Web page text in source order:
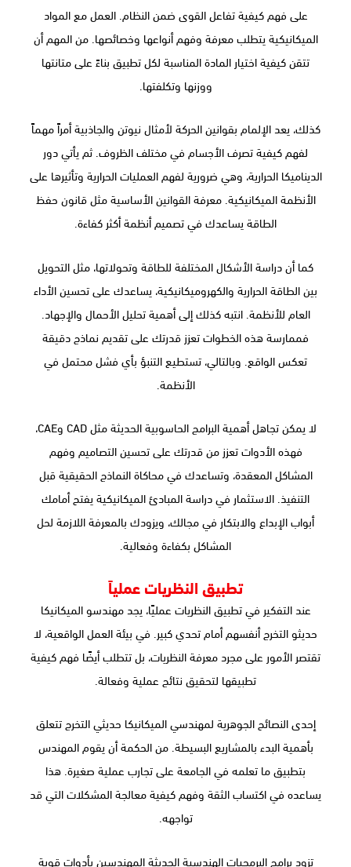
على فهم كيفية تفاعل القوى ضمن النظام. العمل مع المواد
الميكانيكية يتطلب معرفة وفهم أنواعها وخصائصها. من المهم أن
تتقن كيفية اختيار المادة المناسبة لكل تطبيق بناءً على متانتها
ووزنها وتكلفتها.
كذلك، يعد الإلمام بقوانين الحركة لأمثال نيوتن والجاذبية أمراً مهماً
لفهم كيفية تصرف الأجسام في مختلف الظروف. ثم يأتي دور
الديناميكا الحرارية، وهي ضرورية لفهم العمليات الحرارية وتأثيرها على
الأنظمة الميكانيكية. معرفة القوانين الأساسية مثل قانون حفظ
الطاقة يساعدك في تصميم أنظمة أكثر كفاءة.
كما أن دراسة الأشكال المختلفة للطاقة وتحولاتها، مثل التحويل
بين الطاقة الحرارية والكهروميكانيكية، يساعدك على تحسين الأداء
العام للأنظمة. انتبه كذلك إلى أهمية تحليل الأحمال والإجهاد.
فممارسة هذه الخطوات تعزز قدرتك على تقديم نماذج دقيقة
تعكس الواقع. وبالتالي، تستطيع التنبؤ بأي فشل محتمل في
الأنظمة.
لا يمكن تجاهل أهمية البرامج الحاسوبية الحديثة مثل CAD وCAE،
فهذه الأدوات تعزز من قدرتك على تحسين التصاميم وفهم
المشاكل المعقدة، وتساعدك في محاكاة النماذج الحقيقية قبل
التنفيذ. الاستثمار في دراسة المبادئ الميكانيكية يفتح أمامك
أبواب الإبداع والابتكار في مجالك، ويزودك بالمعرفة اللازمة لحل
المشاكل بكفاءة وفعالية.
تطبيق النظريات عملياً
عند التفكير في تطبيق النظريات عمليًا، يجد مهندسو الميكانيكا
حديثو التخرج أنفسهم أمام تحدي كبير. في بيئة العمل الواقعية، لا
تقتصر الأمور على مجرد معرفة النظريات، بل تتطلب أيضًا فهم كيفية
تطبيقها لتحقيق نتائج عملية وفعالة.
إحدى النصائح الجوهرية لمهندسي الميكانيكا حديثي التخرج تتعلق
بأهمية البدء بالمشاريع البسيطة. من الحكمة أن يقوم المهندس
بتطبيق ما تعلمه في الجامعة على تجارب عملية صغيرة. هذا
يساعده في اكتساب الثقة وفهم كيفية معالجة المشكلات التي قد
تواجهه.
تزود برامج البرمجيات الهندسية الحديثة المهندسين بأدوات قوية